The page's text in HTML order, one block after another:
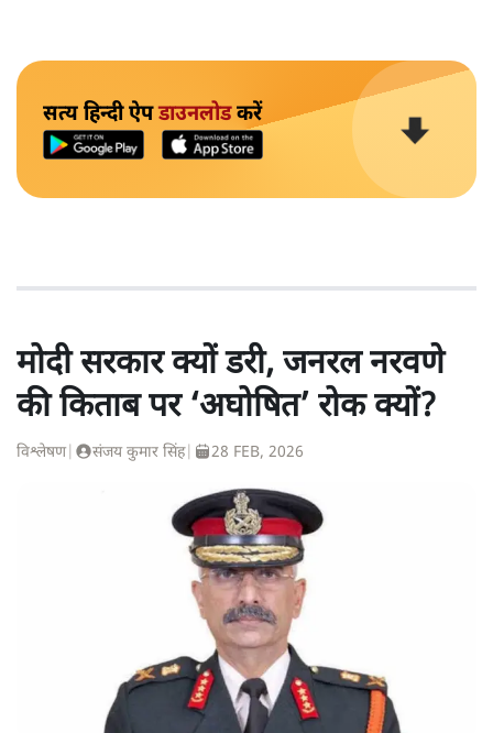
सत्य हिन्दी ऐपडाउनलोडकरें
मोदी सरकार क्यों डरी, जनरल नरवणे
की किताब पर ‘अघोषित’ रोक क्यों?
विश्लेषण| संजय कुमार सिंह| 28 FEB, 2026